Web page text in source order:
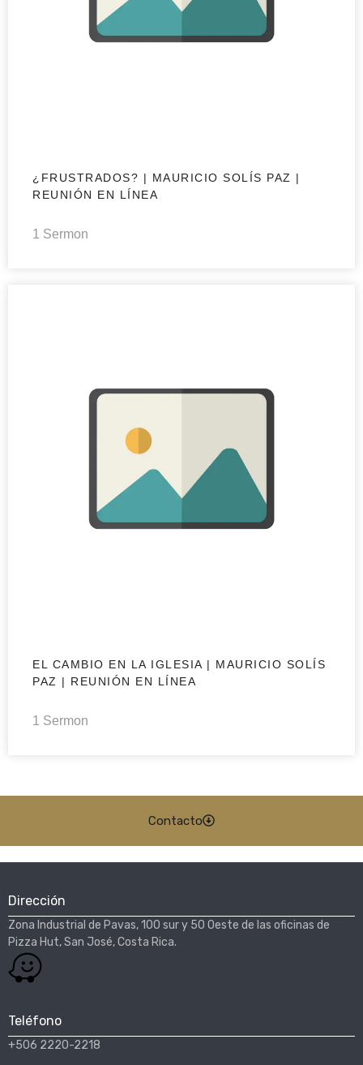
¿FRUSTRADOS? | MAURICIO SOLÍS PAZ |
REUNIÓN EN LÍNEA
1 Sermon
EL CAMBIO EN LA IGLESIA | MAURICIO SOLÍS
PAZ | REUNIÓN EN LÍNEA
1 Sermon
Contacto
Dirección
Zona Industrial de Pavas, 100 sur y 50 Oeste de las oficinas de
Pizza Hut, San José, Costa Rica.​
Teléfono
+506 2220-2218